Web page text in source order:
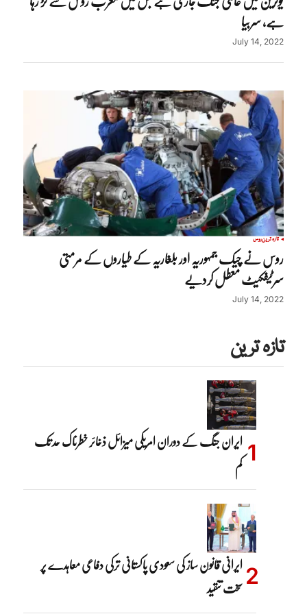
ہے، سربیا
July 14, 2022
تازہ ترینروس
روس نے چیک جمہوریہ اور بلغاریہ کے طیاروں کے مرمتی
سرٹیفکیٹ معطل کردیے
July 14, 2022
تازہ ترین
ایران جنگ کے دوران امریکی میزائل ذخائر خطرناک حد تک
کم
ایرانی قانون ساز کی سعودی پاکستانی ترکی دفاعی معاہدے پر
سخت تنقید